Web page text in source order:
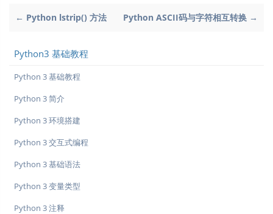
← Python lstrip() 方法 Python ASCII码与字符相互转换 →
Python3 基础教程
Python 3 基础教程
Python 3 简介
Python 3 环境搭建
Python 3 交互式编程
Python 3 基础语法
Python 3 变量类型
Python 3 注释